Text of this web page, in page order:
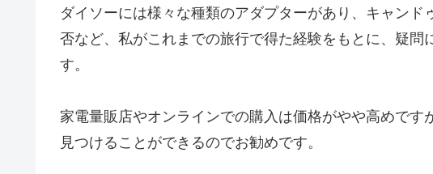
ダイソーには様々な種類のアダプターがあり、キャン
否など、私がこれまでの旅行で得た経験をもとに、疑問
す。
家電量販店やオンラインでの購入は価格がやや高めです
見つけることができるのでお勧めです。